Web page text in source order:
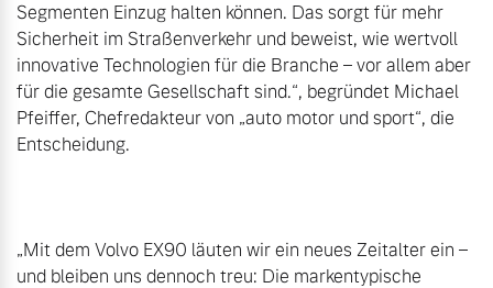
Segmenten Einzug halten können. Das sorgt für mehr
Sicherheit im Straßenverkehr und beweist, wie wertvoll
innovative Technologien für die Branche – vor allem aber
für die gesamte Gesellschaft sind.“, begründet Michael
Pfeiffer, Chefredakteur von „auto motor und sport“, die
Entscheidung.
„Mit dem Volvo EX90 läuten wir ein neues Zeitalter ein –
und bleiben uns dennoch treu: Die markentypische